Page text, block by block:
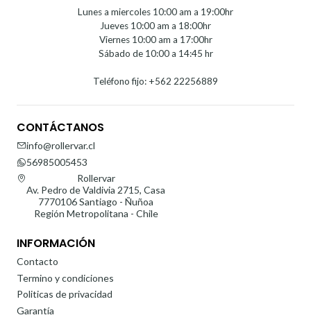
Lunes a miercoles 10:00 am a 19:00hr
Jueves 10:00 am a 18:00hr
Viernes 10:00 am a 17:00hr
Sábado de 10:00 a 14:45 hr
Teléfono fijo: +562 22256889
CONTÁCTANOS
info@rollervar.cl
56985005453
Rollervar
Av. Pedro de Valdivia 2715, Casa
7770106 Santiago - Ñuñoa
Región Metropolitana - Chile
INFORMACIÓN
Contacto
Termino y condiciones
Politicas de privacidad
Garantía